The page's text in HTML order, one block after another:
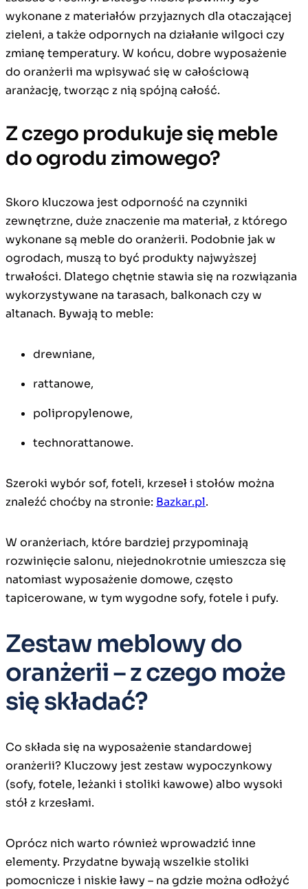
wykonane z materiałów przyjaznych dla otaczającej
zieleni, a także odpornych na działanie wilgoci czy
zmianę temperatury. W końcu, dobre wyposażenie
do oranżerii ma wpisywać się w całościową
aranżację, tworząc z nią spójną całość.
Z czego produkuje się meble
do ogrodu zimowego?
Skoro kluczowa jest odporność na czynniki
zewnętrzne, duże znaczenie ma materiał, z którego
wykonane są meble do oranżerii. Podobnie jak w
ogrodach, muszą to być produkty najwyższej
trwałości. Dlatego chętnie stawia się na rozwiązania
wykorzystywane na tarasach, balkonach czy w
altanach. Bywają to meble:
drewniane,
rattanowe,
polipropylenowe,
technorattanowe.
Szeroki wybór sof, foteli, krzeseł i stołów można
znaleźć choćby na stronie: Bazkar.pl.
W oranżeriach, które bardziej przypominają
rozwinięcie salonu, niejednokrotnie umieszcza się
natomiast wyposażenie domowe, często
tapicerowane, w tym wygodne sofy, fotele i pufy.
Zestaw meblowy do
oranżerii – z czego może
się składać?
Co składa się na wyposażenie standardowej
oranżerii? Kluczowy jest zestaw wypoczynkowy
(sofy, fotele, leżanki i stoliki kawowe) albo wysoki
stół z krzesłami.
Oprócz nich warto również wprowadzić inne
elementy. Przydatne bywają wszelkie stoliki
pomocnicze i niskie ławy – na gdzie można odłożyć